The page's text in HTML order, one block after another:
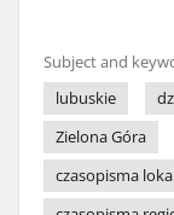
Subject and
lubuskie
Zielona Góra
czasopisma